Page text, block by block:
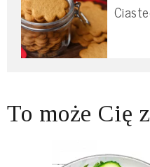
To może Cię